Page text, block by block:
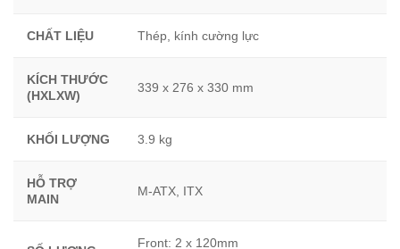
CHẤT LIỆU Thép, kính cường lực
KÍCH THƯỚC
(HXLXW)
339 x 276 x 330 mm
KHỐI LƯỢNG 3.9 kg
HỖ TRỢ
MAIN
M-ATX, ITX
Front: 2 x 120mm